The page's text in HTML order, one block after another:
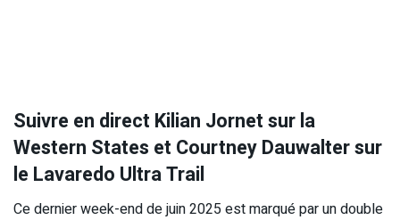
Suivre en direct Kilian Jornet sur la
Western States et Courtney Dauwalter sur
le Lavaredo Ultra Trail
Ce dernier week-end de juin 2025 est marqué par un double